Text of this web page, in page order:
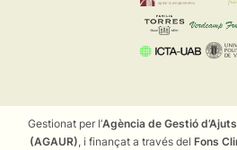
Gestionat per l’Agència de Gestió
(AGAUR), i finançat a través del Fons